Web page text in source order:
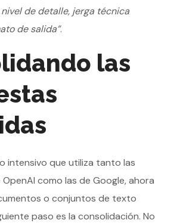
de detalle, jerga técnica
de salida”.
las
intensivo que utiliza tanto las
como las de Google, ahora
o conjuntos de texto
paso es la consolidación. No